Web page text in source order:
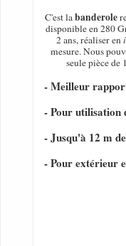
C'est labanderole
disponible en 280
2 ans, réaliser en
mesure. Nous
seule pièce de
- Meilleur
- Pour utilisation
- Jusqu'à 12 m
- Pour extérieur